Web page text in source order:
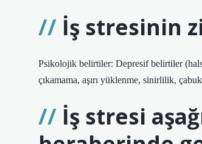
İş stresinin
Psikolojik belirtiler: Depresif belirtiler
çıkamama, aşırı yüklenme, sinirlilik,
İş stresi